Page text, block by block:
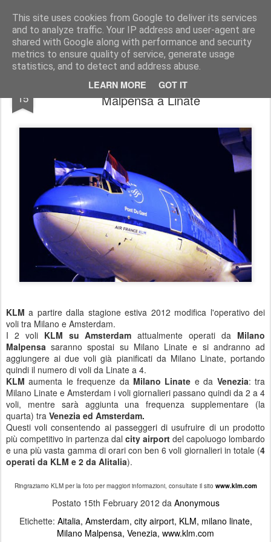
This site uses cookies from Google to deliver its services
and to analyze traffic. Your IP address and user-agent are
shared with Google along with performance and security
metrics to ensure quality of service, generate usage
statistics, and to detect and address abuse.
LEARN MORE GOT IT
Simple Crs Blog Curiosità e notizie dal mondo delle compagnie aeree
Pages
15
Novità, KLM sposta i voli da Milano
Malpensa a Linate
KLM a partire dalla stagione estiva 2012 modifica l'operativo dei
voli tra Milano e Amsterdam.
I 2 voli KLM su Amsterdam attualmente operati da Milano
Malpensasaranno spostai su Milano Linate e si andranno ad
aggiungere ai due voli già pianificati da Milano Linate, portando
quindi il numero di voli da Linate a 4.
KLM aumenta le frequenze da Milano Linate e da Venezia: tra
Milano Linate e Amsterdam i voli giornalieri passano quindi da 2 a 4
voli, mentre sarà aggiunta una frequenza supplementare (la
quarta) tra Venezia ed Amsterdam.
Questi voli consentendo ai passeggeri di usufruire di un prodotto
più competitivo in partenza dal city airport del capoluogo lombardo
e una più vasta gamma di orari con ben 6 voli giornalieri in totale (4
operati da KLM e 2 da Alitalia).
Ringraziamo KLM per la foto per maggiori informazioni, consultate il sito www.klm.com
Postato 15th February 2012 da Anonymous
Etichette: Aitalia Amsterdam city airport KLM milano linate
Milano Malpensa Venezia www.klm.com